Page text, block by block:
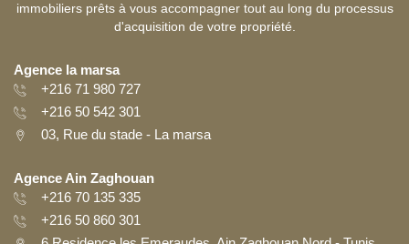
immobiliers prêts à vous accompagner tout au long du processus
d'acquisition de votre propriété.
Agence la marsa
+216 71 980 727
+216 50 542 301
03, Rue du stade - La marsa
Agence Ain Zaghouan
+216 70 135 335
+216 50 860 301